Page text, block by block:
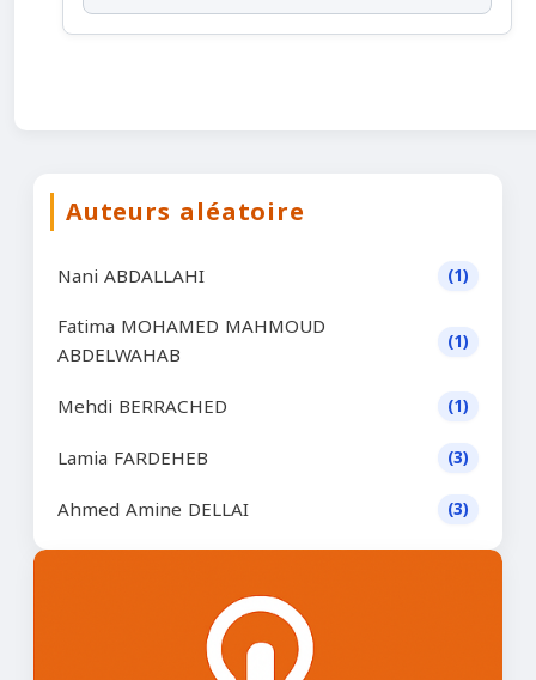
Auteurs aléatoire
Nani ABDALLAHI (1)
Fatima MOHAMED MAHMOUD
ABDELWAHAB
(1)
Mehdi BERRACHED (1)
Lamia FARDEHEB (3)
Ahmed Amine DELLAI (3)